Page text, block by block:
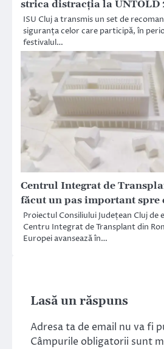
strica distracția la UNTOLD
ISU Cluj a transmis un set de
siguranța celor care participă, în
festivalul…
Centrul Integrat de
făcut un pas important spre
Proiectul Consiliului Județean Cluj de
Centru Integrat de Transplant din
Europei avansează în…
Lasă un răspuns
Adresa ta de email nu va fi
Câmpurile obligatorii sunt